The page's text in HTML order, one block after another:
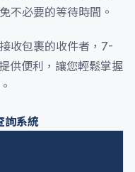
不必要的等待時間。
收包裹的收件者，7-
供便利，讓您輕鬆掌握
詢系統